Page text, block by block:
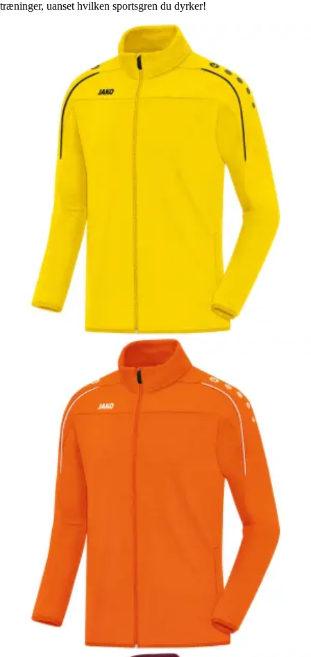
træninger, uanset hvilken sportsgren du dyrker!